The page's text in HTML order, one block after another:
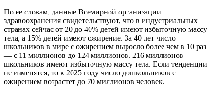
По ее словам, данные Всемирной организации
здравоохранения свидетельствуют, что в индустриальных
странах сейчас от 20 до 40% детей имеют избыточную массу
тела, а 15% детей имеют ожирение. За 40 лет число
школьников в мире с ожирением выросло более чем в 10 раз
— с 11 миллионов до 124 миллионов. 216 миллионов
школьников имеют избыточную массу тела. Если тенденции
не изменятся, то к 2025 году число дошкольников с
ожирением возрастет до 70 миллионов человек.